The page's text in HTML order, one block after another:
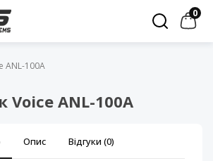
0
ANL-100A
Voice ANL-100A
Опис Відгуки (0)